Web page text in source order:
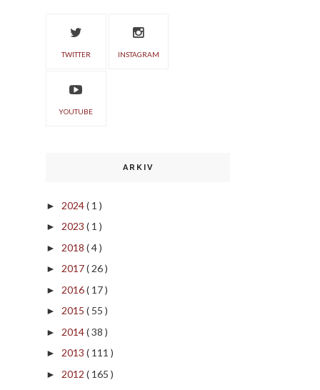
TWITTER INSTAGRAM
YOUTUBE
ARKIV
► 2024( 1 )
► 2023 ( 1 )
► 2018 ( 4 )
► 2017( 26 )
► 2016( 17 )
► 2015 ( 55 )
► 2014( 38 )
► 2013 ( 111 )
► 2012 ( 165 )